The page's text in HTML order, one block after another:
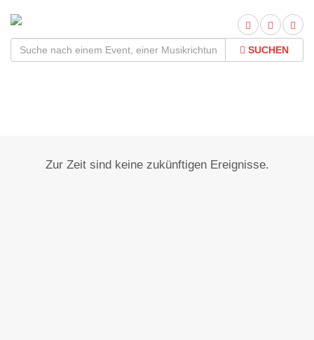
SUCHEN
Zur Zeit sind keine zukünftigen Ereignisse.